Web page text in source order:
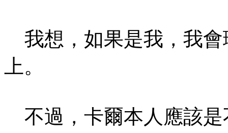
我想，如果是我，我會
上。
不過，卡爾本人應該是